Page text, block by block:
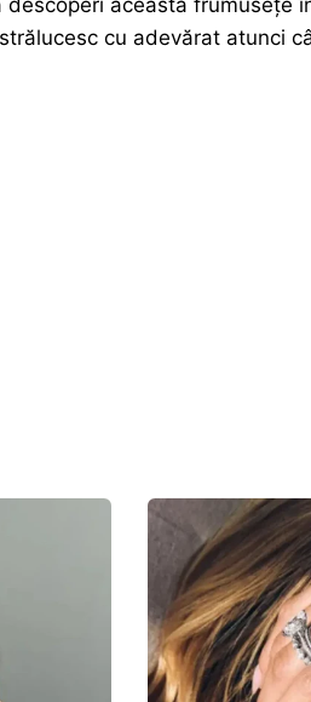
descoperi această frumusețe
cu adevărat atunci